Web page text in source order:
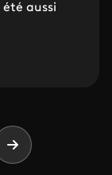
aussi
Page suivante